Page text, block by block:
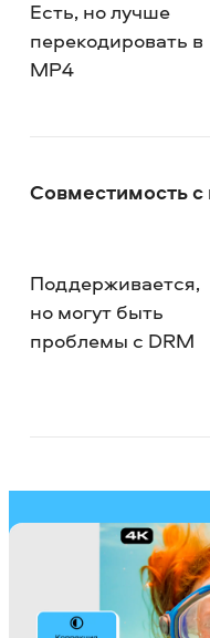
Есть, но лучше
перекодировать в
MP4
Совместимость
Поддерживается,
но могут быть
проблемы с DRM